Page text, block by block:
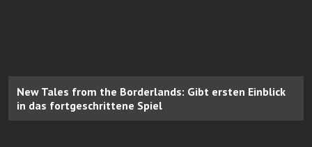
New Tales from the Borderlands: Gibt ersten Einblick
in das fortgeschrittene Spiel